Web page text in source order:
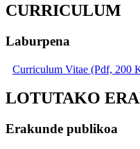
CURRICULUM
Laburpena
Curriculum Vitae (Pdf, 200
LOTUTAKO
Erakunde publikoa